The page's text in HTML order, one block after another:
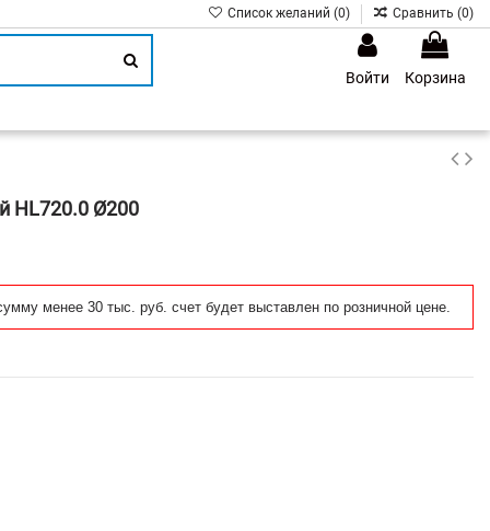
Список желаний (0) Сравнить (0)
Войти
Корзина
HL720.0 Ø200
менее 30 тыс. руб. счет будет выставлен по розничной цене.